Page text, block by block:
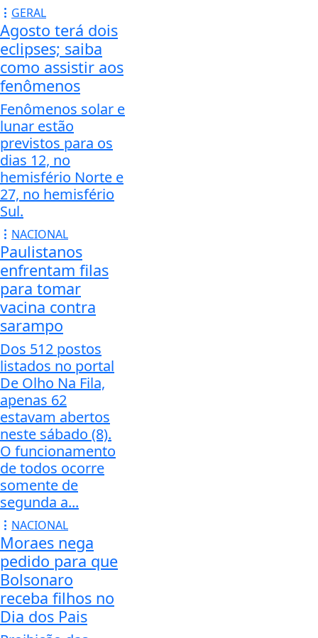
GERAL
Agosto terá dois
eclipses; saiba
como assistir aos
fenômenos
Fenômenos solar e
lunar estão
previstos para os
dias 12, no
hemisfério Norte e
27, no hemisfério
Sul.
NACIONAL
Paulistanos
enfrentam filas
para tomar
vacina contra
sarampo
Dos 512 postos
listados no portal
De Olho Na Fila,
apenas 62
estavam abertos
neste sábado (8).
O funcionamento
de todos ocorre
somente de
segunda a...
NACIONAL
Moraes nega
pedido para que
Bolsonaro
receba filhos no
Dia dos Pais